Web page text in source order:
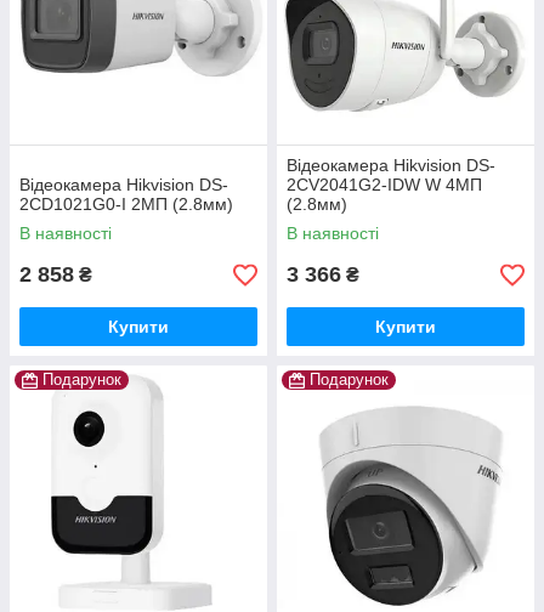
Відеокамера Hikvision DS-
2CD1021G0-I 2МП (2.8мм)
В наявності
2 858 ₴
Купити
Відеокамера Hikvision DS-
2CV2041G2-IDW W 4МП
(2.8мм)
В наявності
3 366 ₴
Купити
Подарунок Подарунок